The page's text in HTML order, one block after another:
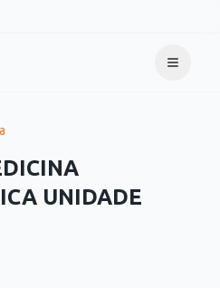
UNIDADE